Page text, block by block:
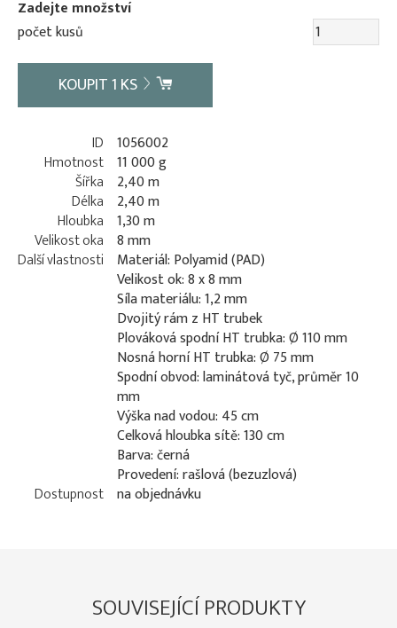
Zadejte množství
počet kusů
KOUPIT1 KS
ID 1056002
Hmotnost 11 000 g
Šířka
2,40 m
Délka
2,40 m
Hloubka 1,30 m
Velikost oka 8 mm
Další vlastnosti
Materiál: Polyamid (PAD)
Velikost ok: 8 x 8 mm
Síla materiálu: 1,2 mm
Dvojitý rám z HT trubek
Plováková spodní HT trubka: Ø 110 mm
Nosná horní HT trubka: Ø 75 mm
Spodní obvod: laminátová tyč, průměr 10
mm
Výška nad vodou: 45 cm
Celková hloubka sítě: 130 cm
Barva: černá
Provedení: rašlová (bezuzlová)
Dostupnost na objednávku
SOUVISEJÍCÍ PRODUKTY